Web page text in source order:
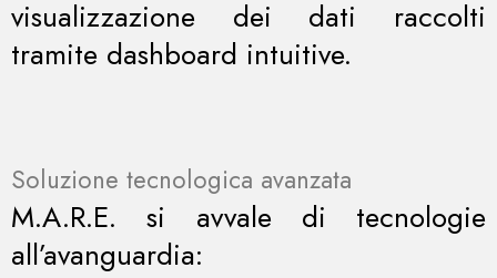
visualizzazione dei dati raccolti
tramite dashboard intuitive.
Soluzione tecnologica avanzata
M.A.R.E. si avvale di tecnologie
all’avanguardia: